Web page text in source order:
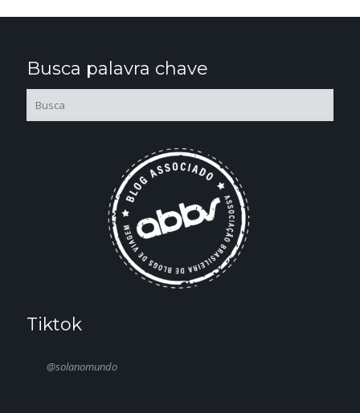
Busca palavra chave
Tiktok
@solanomundo